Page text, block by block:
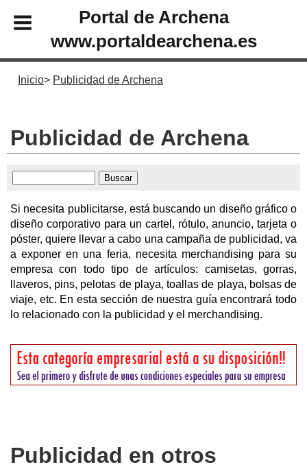
Portal de Archena
www.portaldearchena.es
Inicio Publicidad de Archena
Publicidad de Archena
Si necesita publicitarse, está buscando un diseño gráfico o
diseño corporativo para un cartel, rótulo, anuncio, tarjeta o
póster, quiere llevar a cabo una campaña de publicidad, va
a exponer en una feria, necesita merchandising para su
empresa con todo tipo de artículos: camisetas, gorras,
llaveros, pins, pelotas de playa, toallas de playa, bolsas de
viaje, etc. En esta sección de nuestra guía encontrará todo
lo relacionado con la publicidad y el merchandising.
Publicidad en otros